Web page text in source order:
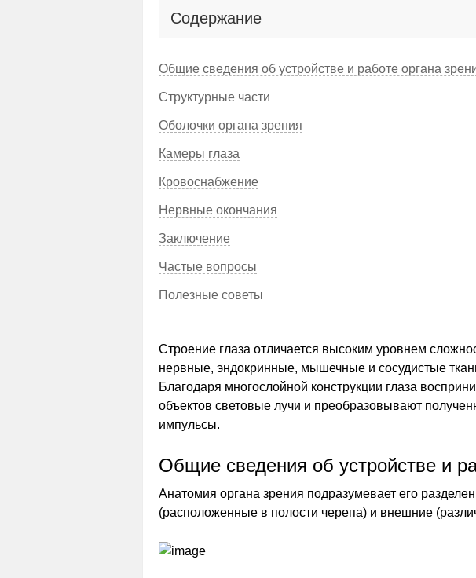
Содержание
Общие сведения об устройстве и работе органа
Структурные части
Оболочки органа зрения
Камеры глаза
Кровоснабжение
Нервные окончания
Заключение
Частые вопросы
Полезные советы
Строение глаза отличается высоким уровнем
нервные, эндокринные, мышечные и сосудистые
Благодаря многослойной конструкции глаза
объектов световые лучи и преобразовывают
импульсы.
Общие сведения об устройстве и
Анатомия органа зрения подразумевает его
(расположенные в полости черепа) и внешние